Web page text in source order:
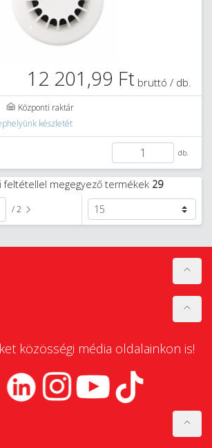
12 201,99 Ft bruttó / db.
Központi raktár
készletét
db.
feltétellel megegyező termékek 29
/ 2
közösségi média oldalainkon is!